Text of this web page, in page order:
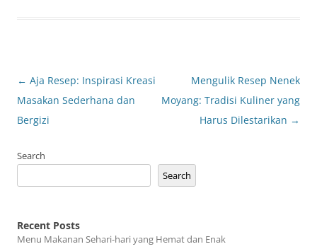
Post
navigation
← Aja Resep: Inspirasi Kreasi
Masakan Sederhana dan
Bergizi
Mengulik Resep Nenek
Moyang: Tradisi Kuliner yang
Harus Dilestarikan →
Search
Search
Recent Posts
Menu Makanan Sehari-hari yang Hemat dan Enak